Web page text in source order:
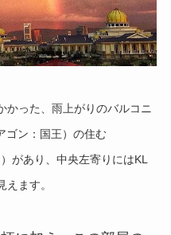
った、雨上がりのバルコニ
ゴン：国王）の住む
があり、中央左寄りにはKL
えます。